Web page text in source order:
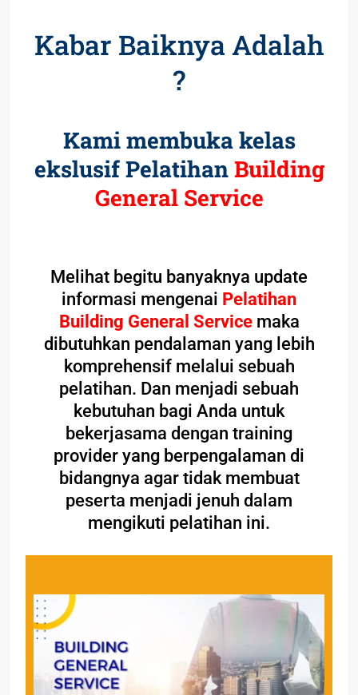
Kabar Baiknya Adalah
?
Kami membuka kelas
ekslusif PelatihanBuilding
General Service
Melihat begitu banyaknya update
informasi mengenai Pelatihan
Building General Service maka
dibutuhkan pendalaman yang lebih
komprehensif melalui sebuah
pelatihan. Dan menjadi sebuah
kebutuhan bagi Anda untuk
bekerjasama dengan training
provider yang berpengalaman di
bidangnya agar tidak membuat
peserta menjadi jenuh dalam
mengikuti pelatihan ini.